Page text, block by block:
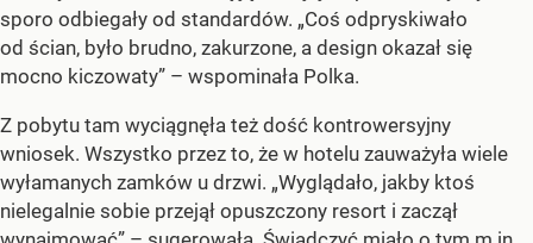
sporo odbiegały od standardów. „Coś odpryskiwało
od ścian, było brudno, zakurzone, a design okazał się
mocno kiczowaty” – wspominała Polka.
Z pobytu tam wyciągnęła też dość kontrowersyjny
wniosek. Wszystko przez to, że w hotelu zauważyła wiele
wyłamanych zamków u drzwi. „Wyglądało, jakby ktoś
nielegalnie sobie przejął opuszczony resort i zaczął